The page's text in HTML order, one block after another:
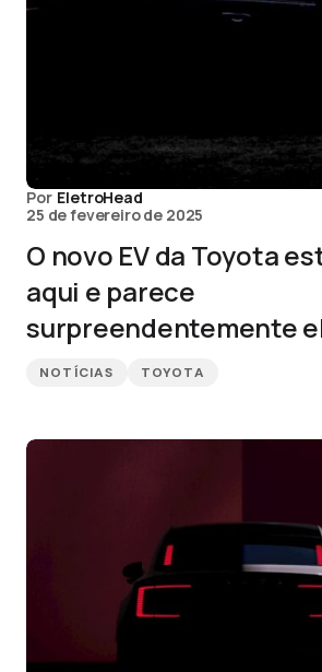
Por EletroHead
25 de fevereiro de 2025
O novo EV da Toyota
aqui e parece
surpreendentemente
NOTÍCIAS TOYOTA